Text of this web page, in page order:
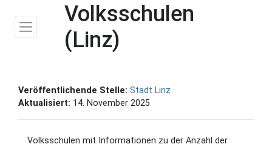
Volksschulen
(Linz)
Veröffentlichende Stelle: Stadt Linz
Aktualisiert: 14. November 2025
Volksschulen mit Informationen zu der Anzahl der